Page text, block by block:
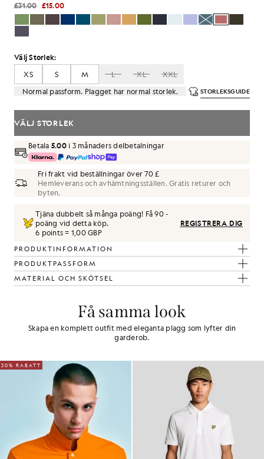
£31.00 £15.00
Välj Storlek:
XS
S M L XL
XXL
Normal passform. Plagget har normal storlek.
STORLEKSGUIDE
VÄLJ STORLEK
Betala 5.00i 3 månaders delbetalningar
Fri frakt vid beställningar över 70 £
Hemleverans och avhämtningsställen. Gratis returer och
byten.
Tjäna dubbelt så många poäng! Få90-
poäng vid detta köp.
6 points = 1,00 GBP
REGISTRERA DIG
PRODUKTINFORMATION
PRODUKTPASSFORM
MATERIAL OCH SKÖTSEL
Få samma look
Skapa en komplett outfit med eleganta plagg som lyfter din
garderob.
30% RABATT